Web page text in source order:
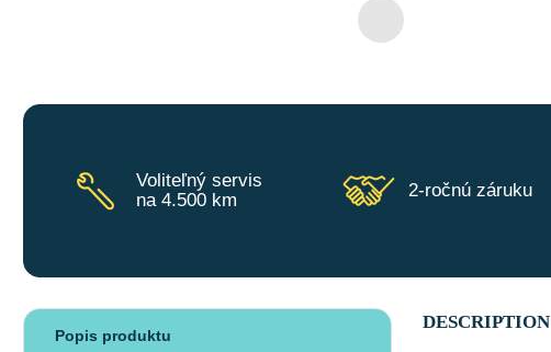
Voliteľný servis
na 4.500 km
2-ročnú záruku
Popis produktu
DESCRIPTION